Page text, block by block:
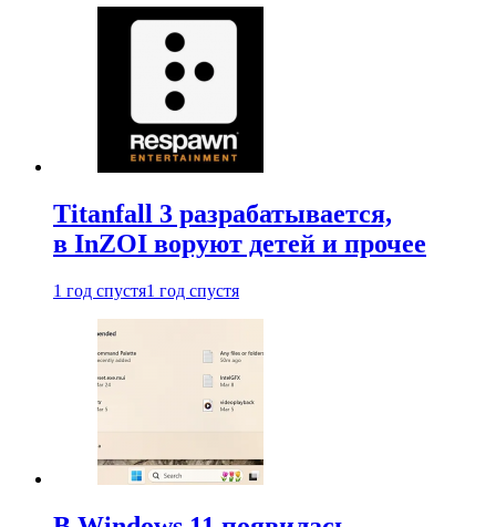
Titanfall 3 разрабатывается,
в InZOI воруют детей и прочее
1 год спустя1 год спустя